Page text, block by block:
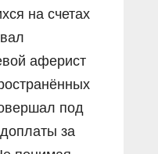
на счетах
аферист
под
за